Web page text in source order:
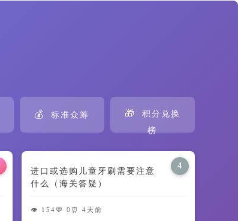
💰 标准众筹 🎁
积分兑换
榜
4
进口或选购儿童牙刷需要注意
什么（海关答疑）
👁️ 154 💬 0 ⏰ 4天前